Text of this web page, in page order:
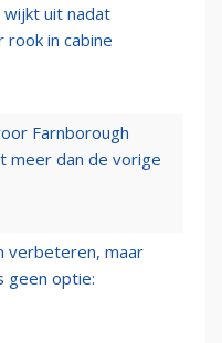
wijkt uit nadat
in cabine
Farnborough
meer dan de vorige
verbeteren, maar
geen optie: